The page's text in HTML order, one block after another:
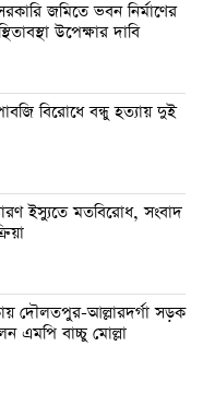
জমিতে ভবন নির্মাণের
উপেক্ষার দাবি
বিরোধে বন্ধু হত্যায় দুই
ইস্যুতে মতবিরোধ, সংবাদ
দৌলতপুর-আল্লারদর্গা সড়ক
এমপি বাচ্চু মোল্লা